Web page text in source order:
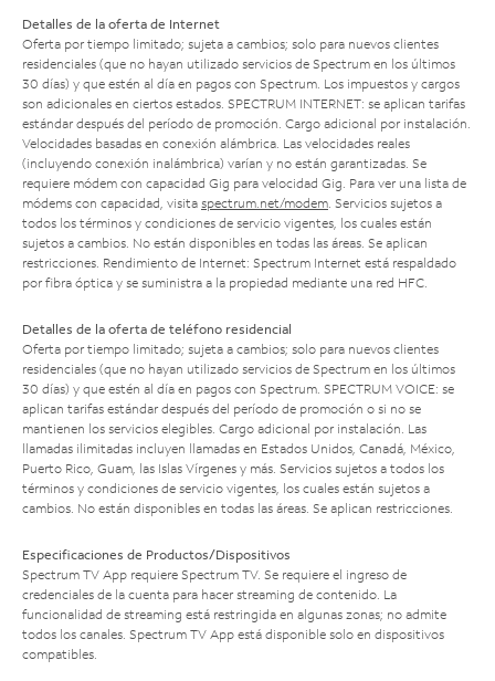
Detalles de la oferta de Internet
Oferta por tiempo limitado; sujeta a cambios; solo para nuevos clientes
residenciales (que no hayan utilizado servicios de Spectrum en los últimos
30 días) y que estén al día en pagos con Spectrum. Los impuestos y cargos
son adicionales en ciertos estados. SPECTRUM INTERNET: se aplican tarifas
estándar después del período de promoción. Cargo adicional por instalación.
Velocidades basadas en conexión alámbrica. Las velocidades reales
(incluyendo conexión inalámbrica) varían y no están garantizadas. Se
requiere módem con capacidad Gig para velocidad Gig. Para ver una lista de
módems con capacidad, visita spectrum.net/modem. Servicios sujetos a
todos los términos y condiciones de servicio vigentes, los cuales están
sujetos a cambios. No están disponibles en todas las áreas. Se aplican
restricciones. Rendimiento de Internet: Spectrum Internet está respaldado
por fibra óptica y se suministra a la propiedad mediante una red HFC.
Detalles de la oferta de teléfono residencial
Oferta por tiempo limitado; sujeta a cambios; solo para nuevos clientes
residenciales (que no hayan utilizado servicios de Spectrum en los últimos
30 días) y que estén al día en pagos con Spectrum. SPECTRUM VOICE: se
aplican tarifas estándar después del período de promoción o si no se
mantienen los servicios elegibles. Cargo adicional por instalación. Las
llamadas ilimitadas incluyen llamadas en Estados Unidos, Canadá, México,
Puerto Rico, Guam, las Islas Vírgenes y más. Servicios sujetos a todos los
términos y condiciones de servicio vigentes, los cuales están sujetos a
cambios. No están disponibles en todas las áreas. Se aplican restricciones.
Especificaciones de Productos/Dispositivos
Spectrum TV App requiere Spectrum TV. Se requiere el ingreso de
credenciales de la cuenta para hacer streaming de contenido. La
funcionalidad de streaming está restringida en algunas zonas; no admite
todos los canales. Spectrum TV App está disponible solo en dispositivos
compatibles.